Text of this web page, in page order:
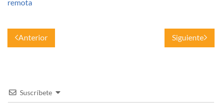
remota
Anterior Siguiente
Suscríbete